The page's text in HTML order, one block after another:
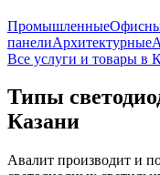
Промышленные
панелиАрхитектурные
Все услуги и товары в
Типы
Казани
Авалит производит и